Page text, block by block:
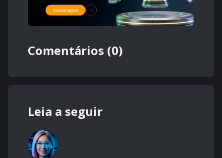
Comentários (0)
Leia a seguir